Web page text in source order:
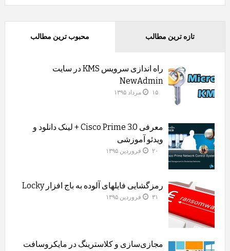
محبوب ترین مطالب تازه ترین مطالب
راه اندازی سرویس KMS در سایت
NewAdmin
۱۵ مرداد ۱۳۹۵
معرفی Cisco Prime 3.0 + لینک دانلود و
ویدئو آموزشی
۲۰ فروردین ۱۳۹۵
رمزگشایی فایلهای آلوده به باج افزار Locky
۳۱ فروردین ۱۳۹۵
مجازی‌سازی و کلاسترینگ‌ در مایکروسافت